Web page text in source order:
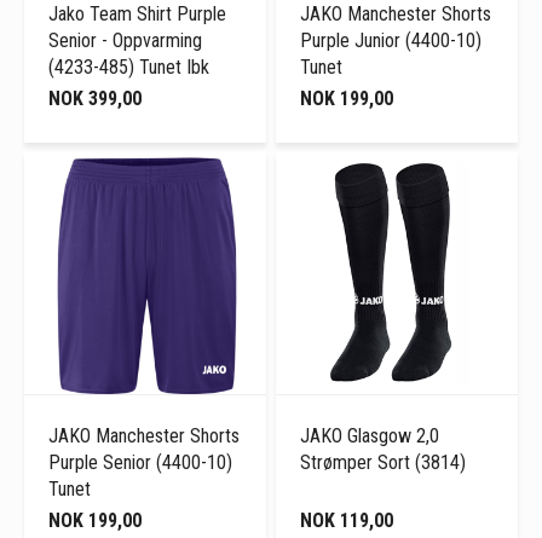
Jako Team Shirt Purple
Senior - Oppvarming
(4233-485) Tunet Ibk
NOK 399,00
JAKO Manchester Shorts
Purple Junior (4400-10)
Tunet
NOK 199,00
JAKO Manchester Shorts
Purple Senior (4400-10)
Tunet
NOK 199,00
JAKO Glasgow 2,0
Strømper Sort (3814)
NOK 119,00